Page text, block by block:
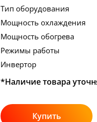
Тип оборудования
Мощность охлаждения
Мощность обогрева
Режимы работы
Инвертор
*Наличие товара
Купить